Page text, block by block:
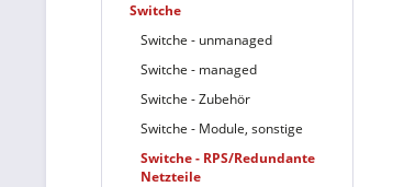
Switche
Switche - unmanaged
Switche - managed
Switche - Zubehör
Switche - Module, sonstige
Switche - RPS/Redundante
Netzteile